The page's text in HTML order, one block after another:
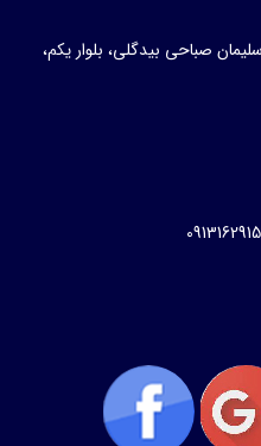
بیدگلی، بلوار یکم،